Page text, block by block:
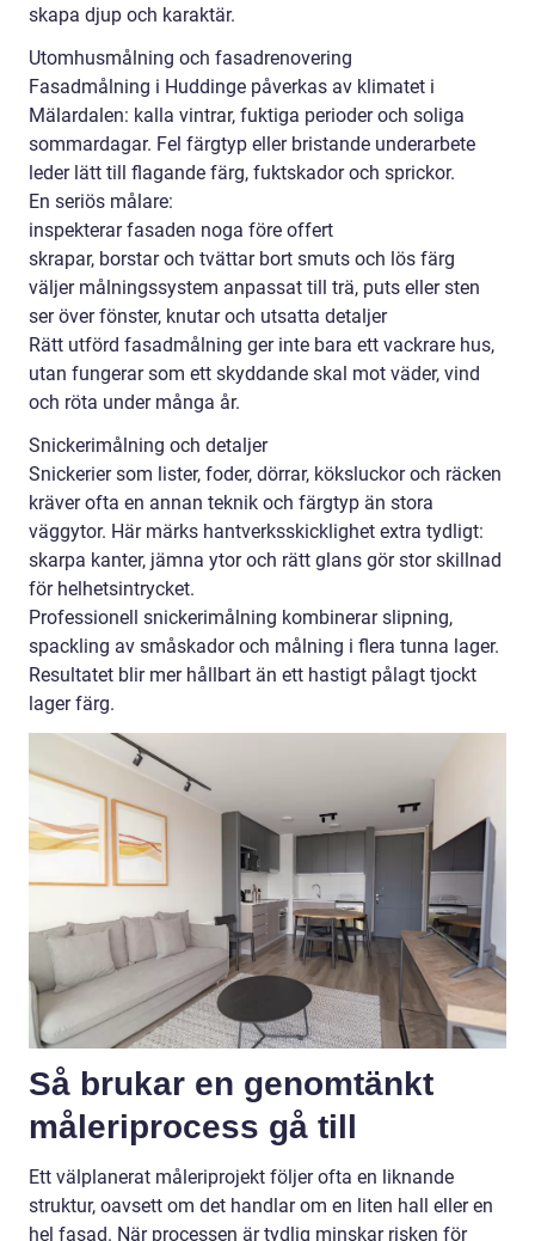
skapa djup och karaktär.
Utomhusmålning och fasadrenovering
Fasadmålning i Huddinge påverkas av klimatet i
Mälardalen: kalla vintrar, fuktiga perioder och soliga
sommardagar. Fel färgtyp eller bristande underarbete
leder lätt till flagande färg, fuktskador och sprickor.
En seriös målare:
inspekterar fasaden noga före offert
skrapar, borstar och tvättar bort smuts och lös färg
väljer målningssystem anpassat till trä, puts eller sten
ser över fönster, knutar och utsatta detaljer
Rätt utförd fasadmålning ger inte bara ett vackrare hus,
utan fungerar som ett skyddande skal mot väder, vind
och röta under många år.
Snickerimålning och detaljer
Snickerier som lister, foder, dörrar, köksluckor och räcken
kräver ofta en annan teknik och färgtyp än stora
väggytor. Här märks hantverksskicklighet extra tydligt:
skarpa kanter, jämna ytor och rätt glans gör stor skillnad
för helhetsintrycket.
Professionell snickerimålning kombinerar slipning,
spackling av småskador och målning i flera tunna lager.
Resultatet blir mer hållbart än ett hastigt pålagt tjockt
lager färg.
Så brukar en genomtänkt
måleriprocess gå till
Ett välplanerat måleriprojekt följer ofta en liknande
struktur, oavsett om det handlar om en liten hall eller en
hel fasad. När processen är tydlig minskar risken för